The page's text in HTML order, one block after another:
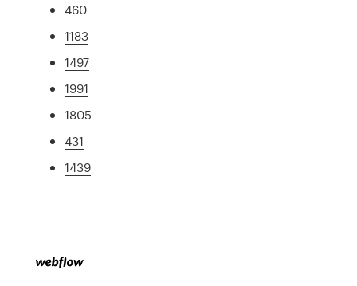
460
1183
1497
1991
1805
431
1439